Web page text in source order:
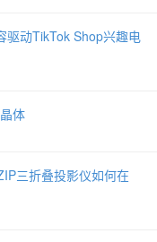
驱动TikTok Shop兴趣电
体
三折叠投影仪如何在